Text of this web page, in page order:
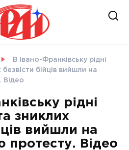
В Івано-Франківську рідні
бійців вийшли на
Відео
рідні
зниклих
вийшли на
протесту. Відео